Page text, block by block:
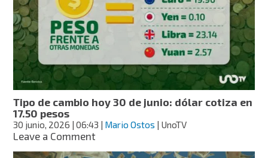
de
julio:
dólar
cotiza
17.46
pesos
Tipo de cambio hoy 30 de junio: dólar cotiza en
17.50 pesos
30 junio, 2026 | 06:43 | Mario Ostos | UnoTV
Leave a Commenton